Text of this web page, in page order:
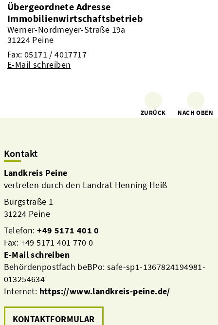
Übergeordnete Adresse
Immobilienwirtschaftsbetrieb
Werner-Nordmeyer-Straße 19a
31224 Peine
Fax: 05171 / 4017717
E-Mail schreiben
ZURÜCK NACH OBEN
Kontakt
Landkreis Peine
vertreten durch den Landrat Henning Heiß
Burgstraße 1
31224 Peine
Telefon:+49 5171 401 0
Fax: +49 5171 401 770 0
E-Mail schreiben
Behördenpostfach beBPo: safe-sp1-1367824194981-
013254634
Internet: https://www.landkreis-peine.de/
KONTAKTFORMULAR